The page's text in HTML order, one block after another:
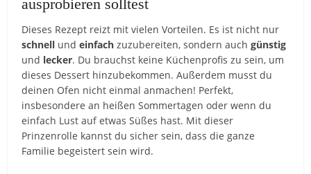
ausprobieren solltest
Dieses Rezept reizt mit vielen Vorteilen. Es ist nicht nur
schnell undeinfach zuzubereiten, sondern auchgünstig
und lecker. Du brauchst keine Küchenprofis zu sein, um
dieses Dessert hinzubekommen. Außerdem musst du
deinen Ofen nicht einmal anmachen! Perfekt,
insbesondere an heißen Sommertagen oder wenn du
einfach Lust auf etwas Süßes hast. Mit dieser
Prinzenrolle kannst du sicher sein, dass die ganze
Familie begeistert sein wird.